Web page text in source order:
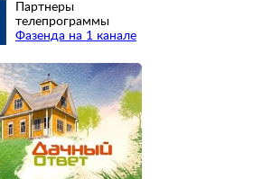
Партнеры
телепрограммы
Фазенда на 1 канале